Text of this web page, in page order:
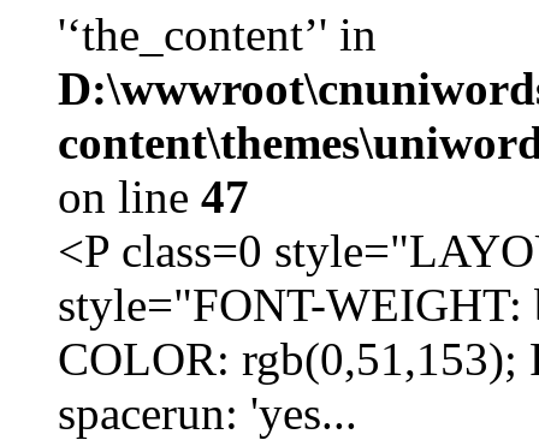
'‘the_content’' in
on line 47
<P class=0
style="FONT-
COLOR:
spacerun: 'yes...